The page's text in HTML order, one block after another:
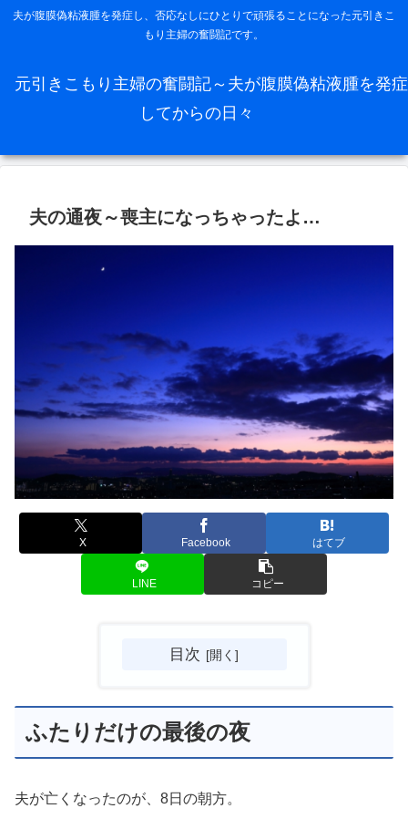
夫が腹膜偽粘液腫を発症し、否応なしにひとりで頑張ることになった元引きこ
もり主婦の奮闘記です。
元引きこもり主婦の奮闘記～夫が腹膜偽粘液腫を発症
してからの日々
夫の通夜～喪主になっちゃったよ…
X Facebook はてブ
LINE コピー
目次
ふたりだけの最後の夜
夫が亡くなったのが、8日の朝方。